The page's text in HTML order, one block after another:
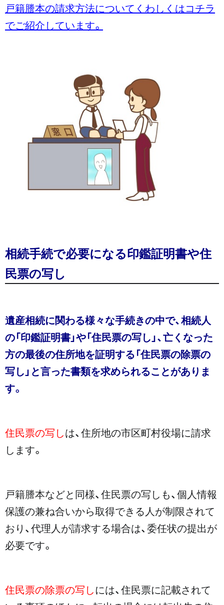
戸籍謄本の請求方法についてくわしくはコチラ
でご紹介しています。
相続手続で必要になる印鑑証明書や住
民票の写し
遺産相続に関わる様々な手続きの中で、相続人
の「印鑑証明書」や「住民票の写し」、亡くなった
方の最後の住所地を証明する「住民票の除票の
写し」と言った書類を求められることがありま
す。
住民票の写しは、住所地の市区町村役場に請求
します。
戸籍謄本などと同様、住民票の写しも、個人情報
保護の兼ね合いから取得できる人が制限されて
おり、代理人が請求する場合は、委任状の提出が
必要です。
住民票の除票の写しには、住民票に記載されて